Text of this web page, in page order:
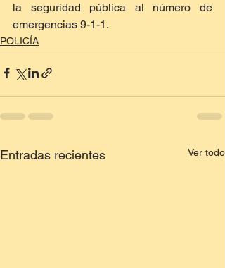
la seguridad pública al número de
emergencias 9-1-1.
POLICÍA
Entradas recientes Ver todo